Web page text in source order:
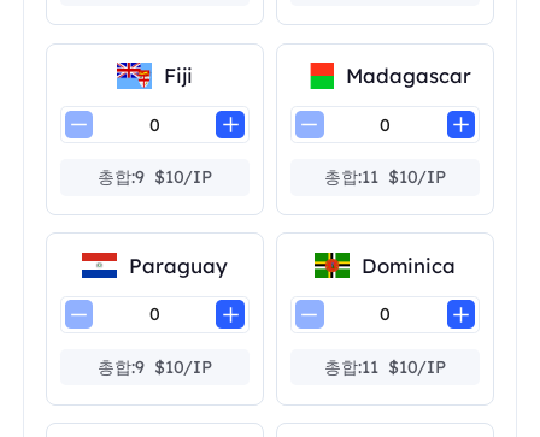
Fiji
총합:9 $10/IP
Madagascar
총합:11 $10/IP
Paraguay
총합:9 $10/IP
Dominica
총합:11 $10/IP